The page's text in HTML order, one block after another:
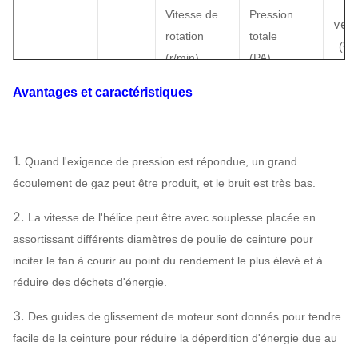
Vitesse de
rotation
(r/min)
Pression
totale
(PA)
(³
4-09
Fan
centrifuge
de
ventilateur
4A 329 | 2014
4.5A 1450 | 2900 416 | 2554
Avantages et caractéristiques
1. Quand l'exigence de pression est répondue, un grand
écoulement de gaz peut être produit, et le bruit est très bas.
2. La vitesse de l'hélice peut être avec souplesse placée en
assortissant différents diamètres de poulie de ceinture pour
inciter le fan à courir au point du rendement le plus élevé et à
réduire des déchets d'énergie.
3. Des guides de glissement de moteur sont donnés pour tendre
facile de la ceinture pour réduire la déperdition d'énergie due au